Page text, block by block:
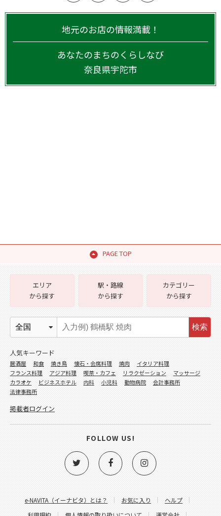
地元のお店の情報満載！
あなたのまちのくらしなび
奈良県宇陀市
PAGE TOP
e-NAVITA（イーナビタ）とは？ お気に入り
ヘルプ
エリア
から探す
駅・路線
から探す
カテゴリー
から探す
検索
人気キーワード
居酒屋 和食 焼き鳥 懐石・会席料理 焼肉
イタリア料理
フランス料理
アジア料理 喫茶・カフェ リラクゼーション
マッサージ
カラオケ
ビジネスホテル 内科 小児科 動物病院
会計事務所
法律事務所
掲載者ログイン
FOLLOW US!